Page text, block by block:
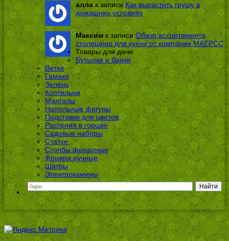
аллак записиКак вырастить грушу в
домашних условиях
Максимк записиОбзор ассортимента
столешниц для кухни от компании МАЕРСС
Товары для дачи
Бутылки и банки
Ветки
Гамаки
Зелень
Коптильни
Мангалы
Напольные фигуры
Подставки для цветов
Растения в горшке
Садовые наборы
Статуи
Столбы фонарные
Фонари ручные
Шатры
Электрокамины